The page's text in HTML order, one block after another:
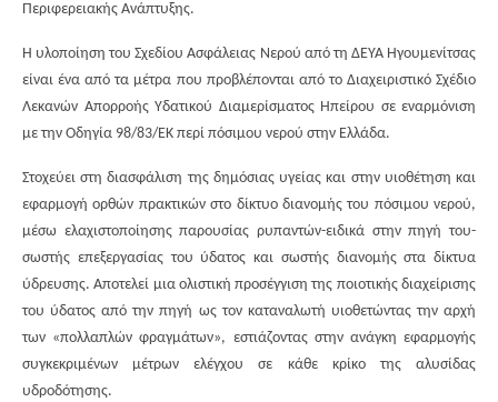
Περιφερειακής Ανάπτυξης.
Η υλοποίηση του Σχεδίου Ασφάλειας Νερού από τη ΔΕΥΑ Ηγουμενίτσας
είναι ένα από τα μέτρα που προβλέπονται από το Διαχειριστικό Σχέδιο
Λεκανών Απορροής Υδατικού Διαμερίσματος Ηπείρου σε εναρμόνιση
με την Οδηγία 98/83/ΕΚ περί πόσιμου νερού στην Ελλάδα.
Στοχεύει στη διασφάλιση της δημόσιας υγείας και στην υιοθέτηση και
εφαρμογή ορθών πρακτικών στο δίκτυο διανομής του πόσιμου νερού,
μέσω ελαχιστοποίησης παρουσίας ρυπαντών-ειδικά στην πηγή του-
σωστής επεξεργασίας του ύδατος και σωστής διανομής στα δίκτυα
ύδρευσης. Αποτελεί μια ολιστική προσέγγιση της ποιοτικής διαχείρισης
του ύδατος από την πηγή ως τον καταναλωτή υιοθετώντας την αρχή
των «πολλαπλών φραγμάτων», εστιάζοντας στην ανάγκη εφαρμογής
συγκεκριμένων μέτρων ελέγχου σε κάθε κρίκο της αλυσίδας
υδροδότησης.